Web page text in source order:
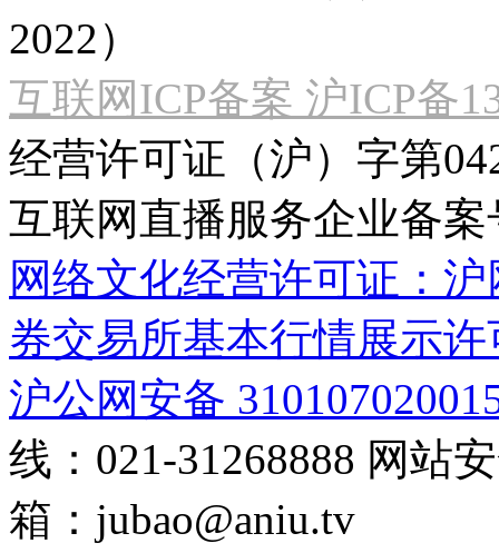
2022）
互联网ICP备案 沪ICP备
经营许可证（沪）字第
互联网直播服务企业备案
网络文化经营许可证：
券交易所基本行情展示许
沪公网安备
线：021-31268888 网站
箱： jubao@aniu.tv